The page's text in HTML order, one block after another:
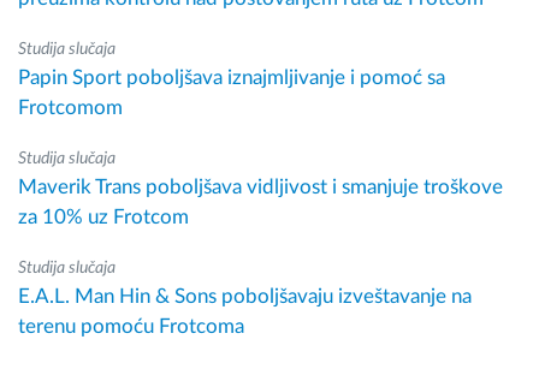
Studija slučaja
Papin Sport poboljšava iznajmljivanje i pomoć sa
Frotcomom
Studija slučaja
Maverik Trans poboljšava vidljivost i smanjuje troškove
za 10% uz Frotcom
Studija slučaja
E.A.L. Man Hin & Sons poboljšavaju izveštavanje na
terenu pomoću Frotcoma